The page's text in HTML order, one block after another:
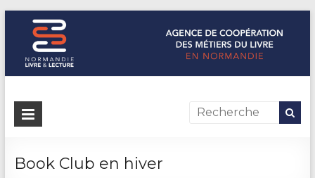
Normandie Livre & Lecture
L'agence de coopération des métiers du livre en Normandie
Book Club en hiver